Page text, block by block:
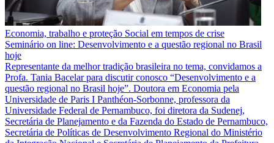
Economia, trabalho e proteção Social em tempos de crise
Seminário on line: Desenvolvimento e a questão regional no Brasil
hoje
Representante da melhor tradição brasileira no tema, convidamos a
Profa. Tania Bacelar para discutir conosco “Desenvolvimento e a
questão regional no Brasil hoje”. Doutora em Economia pela
Universidade de Paris I Panthéon-Sorbonne, professora da
Universidade Federal de Pernambuco, foi diretora da Sudenej,
Secretária de Planejamento e da Fazenda do Estado de Pernambuco,
Secretária de Políticas de Desenvolvimento Regional do Ministério